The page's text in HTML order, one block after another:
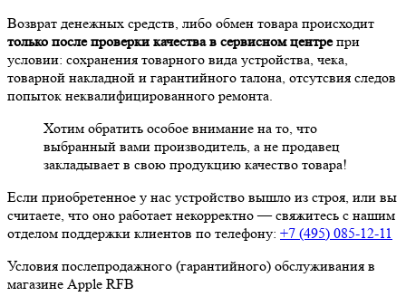
Возврат денежных средств, либо обмен товара происходит
только после проверки качества в сервисном центрепри
условии: сохранения товарного вида устройства, чека,
товарной накладной и гарантийного талона, отсутсвия следов
попыток неквалифицированного ремонта.
Хотим обратить особое внимание на то, что
выбранный вами производитель, а не продавец
закладывает в свою продукцию качество товара!
Если приобретенное у нас устройство вышло из строя, или вы
считаете, что оно работает некорректно — свяжитесь с нашим
отделом поддержки клиентов по телефону: +7 (495) 085-12-11
Условия послепродажного (гарантийного) обслуживания в
магазине Apple RFB